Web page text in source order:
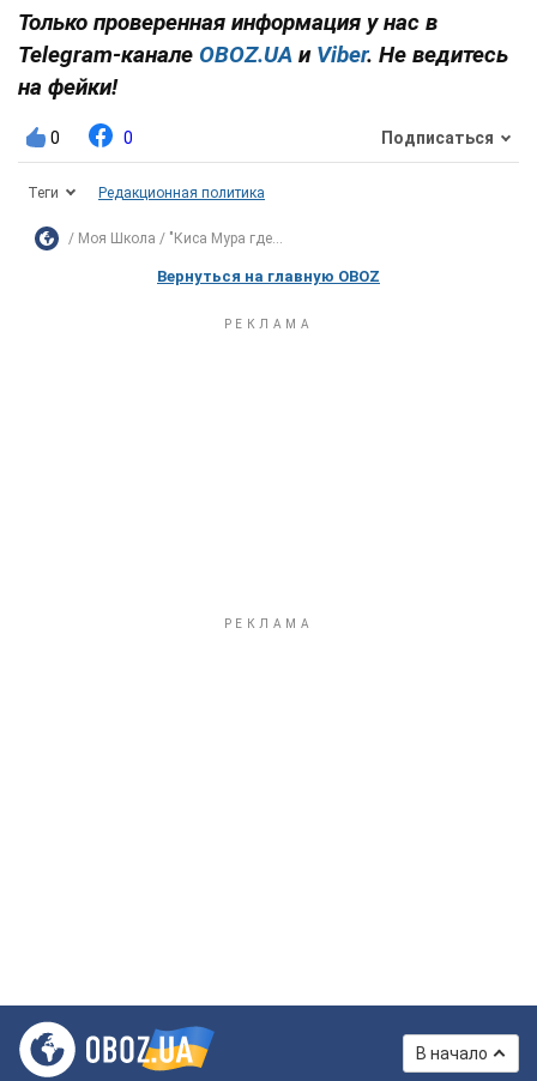
Только проверенная информация у нас в
Telegram-канале OBOZ.UA и Viber. Не ведитесь
на фейки!
0 0 Подписаться
Теги Редакционная политика
Моя Школа "Киса Мура где...
Вернуться на главную OBOZ
В начало